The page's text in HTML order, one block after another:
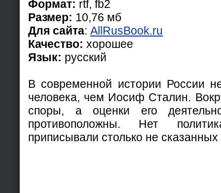
Формат: rtf, fb2
Размер: 10,76 мб
Для сайта: AllRusBook.ru
Качество: хорошее
Язык: русский
В современной истории России
человека, чем Иосиф Сталин.
споры, а оценки его
противоположны. Нет
приписывали столько не